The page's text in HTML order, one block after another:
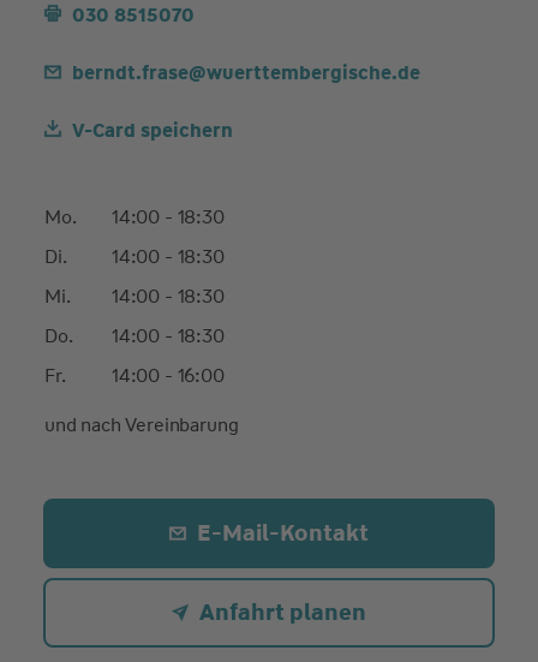
030 8515070
berndt.frase@wuerttembergische.de
V-Card speichern
Mo.
14:00 - 18:30
Di.
14:00 - 18:30
Mi.
14:00 - 18:30
Do.
14:00 - 18:30
Fr.
14:00 - 16:00
und nach Vereinbarung
E-Mail-Kontakt
Anfahrt planen